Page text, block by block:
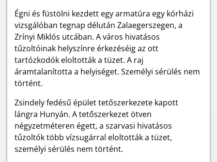
Égni és füstölni kezdett egy armatúra egy kórházi
vizsgálóban tegnap délután Zalaegerszegen, a
Zrínyi Miklós utcában. A város hivatásos
tűzoltóinak helyszínre érkezéséig az ott
tartózkodók eloltották a tüzet. A raj
áramtalanította a helyiséget. Személyi sérülés nem
történt.
Zsindely fedésű épület tetőszerkezete kapott
lángra Hunyán. A tetőszerkezet ötven
négyzetméteren égett, a szarvasi hivatásos
tűzoltók több vízsugárral eloltották a tüzet,
személyi sérülés nem történt.